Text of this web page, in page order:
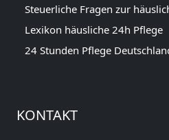
Steuerliche Fragen zur
Lexikon häusliche 24h Pflege
24 Stunden Pflege
KONTAKT